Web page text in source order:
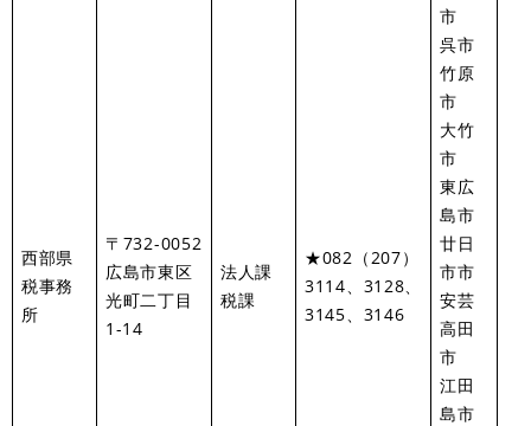
西部県
税事務
所
〒732-0052
広島市東区
光町二丁目
1-14
法人課
税課
★082（207）
3114、3128、
3145、3146
市
呉市
竹原
市
大竹
市
東広
島市
廿日
市市
安芸
高田
市
江田
島市